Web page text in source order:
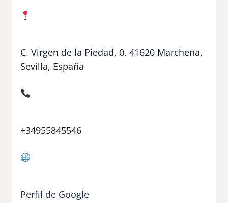
C. Virgen de la Piedad, 0, 41620 Marchena,
Sevilla, España
+34955845546
Perfil de Google